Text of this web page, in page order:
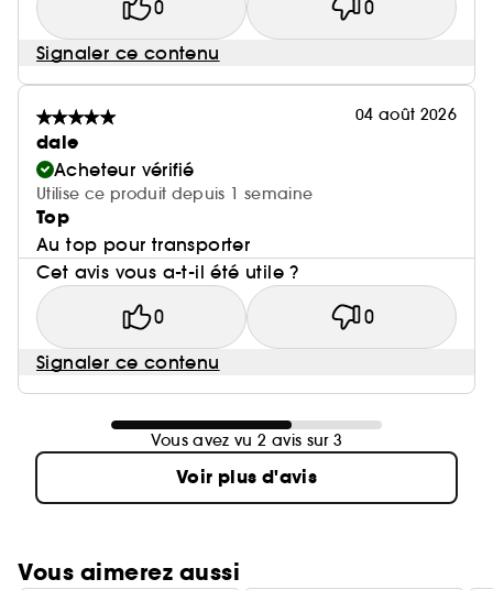
0 0
Signaler ce contenu
04 août 2026
dale
Acheteur vérifié
Utilise ce produit depuis 1 semaine
Top
Au top pour transporter
Cet avis vous a-t-il été utile ?
0 0
Signaler ce contenu
Vous avez vu 2 avis sur 3
Voir plus d'avis
Vous aimerez aussi